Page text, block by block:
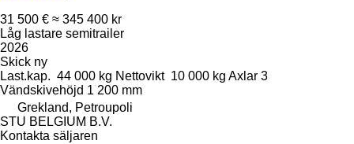
31 500 € ≈ 345 400 kr
Låg lastare semitrailer
2026
Skick ny
Last.kap. 44 000 kg Nettovikt 10 000 kg Axlar 3
Vändskivehöjd 1 200 mm
Grekland, Petroupoli
STU BELGIUM B.V.
Kontakta säljaren